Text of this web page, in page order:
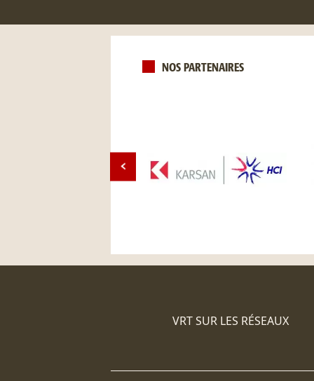
NOS PARTENAIRES
VRT SUR LES RÉSEAUX